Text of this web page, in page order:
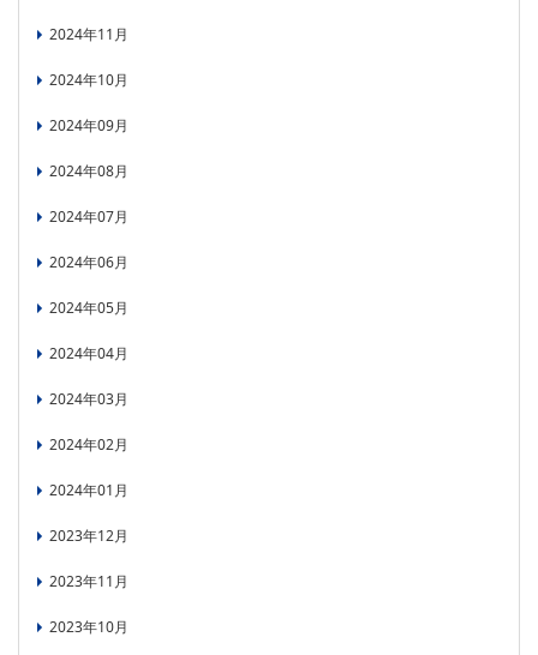
2024年11月
2024年10月
2024年09月
2024年08月
2024年07月
2024年06月
2024年05月
2024年04月
2024年03月
2024年02月
2024年01月
2023年12月
2023年11月
2023年10月